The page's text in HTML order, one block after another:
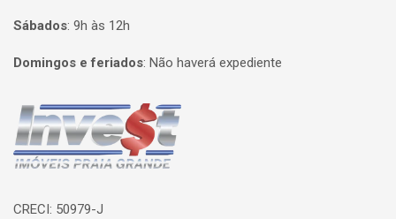
Sábados: 9h às 12h
Domingos e feriados: Não haverá expediente
Página inicial
CRECI: 50979-J